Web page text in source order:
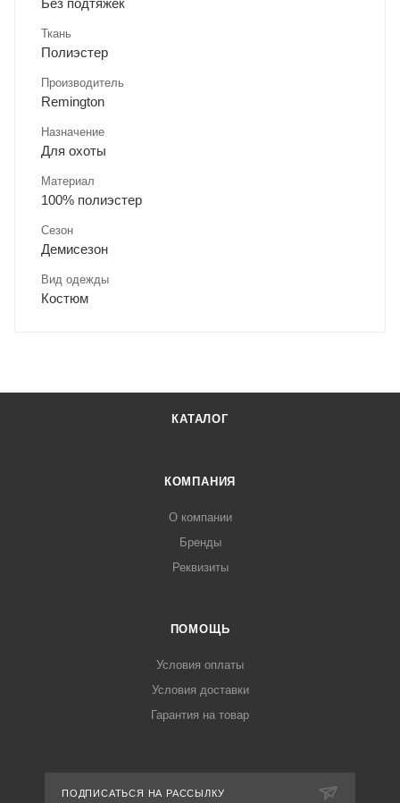
Без подтяжек
Ткань
Полиэстер
Производитель
Remington
Назначение
Для охоты
Материал
100% полиэстер
Сезон
Демисезон
Вид одежды
Костюм
КАТАЛОГ
КОМПАНИЯ
О компании
Бренды
Реквизиты
ПОМОЩЬ
Условия оплаты
Условия доставки
Гарантия на товар
ПОДПИСАТЬСЯ НА РАССЫЛКУ